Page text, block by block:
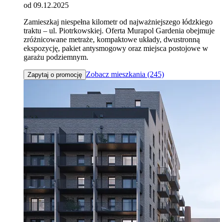
od 09.12.2025
Zamieszkaj niespełna kilometr od najważniejszego łódzkiego
traktu – ul. Piotrkowskiej. Oferta Murapol Gardenia obejmuje
zróżnicowane metraże, kompaktowe układy, dwustronną
ekspozycję, pakiet antysmogowy oraz miejsca postojowe w
garażu podziemnym.
Zapytaj o promocję Zobacz mieszkania (245)